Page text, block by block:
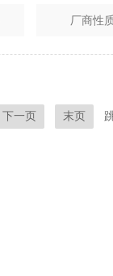
厂商性
下一页 末页